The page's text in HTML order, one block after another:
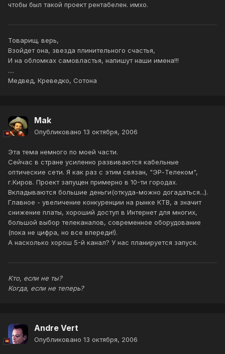
чтобы был такой проект рентабелен. имхо.
Товарищ, верь,
Взойдет она, звезда плинительного счастья,
И на обломках самовластья, напишут наши имена!!!
....
Медвед, Креведко, Сотона
Mak
Опубликовано 13 октября, 2006
Эта тема немного по моей части.
Сейчас в стране усиленно развиваются кабельные
оптические сети. Я как раз с этим связан, "ЭР-Телеком",
г.Киров. Проект запущен примерно в 10-ти городах.
Вкладываются большие деньги(откуда-можно догадаться...).
Главное - увеличение конкуренции на рынке КТВ, а значит
снижение платы, хороший доступ в Интернет для многих,
большой выбор телеканалов, современное оборудование
(пока не цифра, но все впереди!).
А насколько хорош 5-й канал? У нас планируется запуск.
Кто, если не ты?
Когда, если не теперь?
Andre Vert
Опубликовано 13 октября, 2006